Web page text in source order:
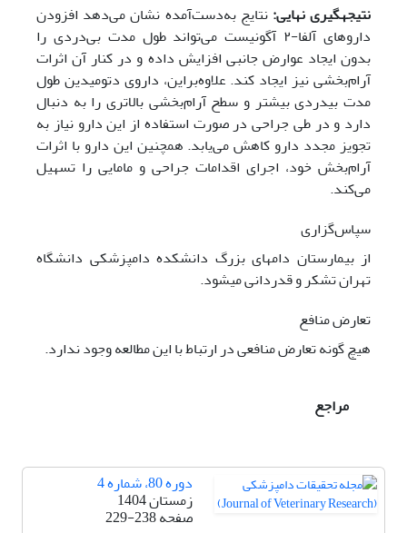
نتیجه­گیری نهایی: نتایج به‌دست‌آمده نشان می‌دهد افزودن
داروهای آلفا-۲ آگونیست می‌تواند طول مدت بی‌دردی را
بدون ایجاد عوارض جانبی افزایش داده و در کنار آن اثرات
‌آرام‌بخشی نیز ایجاد کند. علاوه‌بر‌این، داروی دتومیدین طول
مدت بی­دردی بیشتر و سطح ‌آرام‌بخشی بالاتری را به دنبال
دارد و در طی جراحی در صورت استفاده از این دارو نیاز به
تجویز مجدد دارو کاهش می‌یابد. همچنین این دارو با اثرات
‌آرام‌بخش خود، اجرای اقدامات جراحی و مامایی را تسهیل
می‌کند.
سپاس‌گزاری
از بیمارستان دام­های بزرگ دانشکده دامپزشکی دانشگاه
تهران تشکر و قدردانی می­شود.
تعارض منافع
هیچ گونه تعارض منافعی در ارتباط با این مطالعه وجود ندارد.
مراجع
دوره 80، شماره 4
زمستان 1404
صفحه229-238